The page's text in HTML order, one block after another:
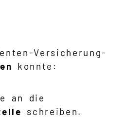
Versicherung-
konnte:
an die
schreiben.